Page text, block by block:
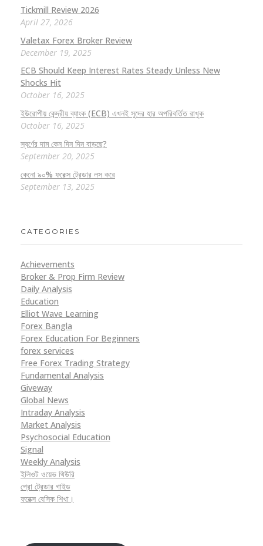
Tickmill Review 2026
April 27, 2026
Valetax Forex Broker Review
December 19, 2025
ECB Should Keep Interest Rates Steady Unless New
Shocks Hit
October 16, 2025
ইউরোপীয় কেন্দ্রীয় ব্যাংক (ECB) এখনই সুদের হার অপরিবর্তিত রাখুক
October 16, 2025
স্বর্ণের দাম কেন দিন দিন বাড়ছে?
September 20, 2025
কেনো ৯০% ফরেক্স ট্রেডার লস করে
September 13, 2025
CATEGORIES
Achievements
Broker & Prop Firm Review
Daily Analysis
Education
Elliot Wave Learning
Forex Bangla
Forex Education For Beginners
forex services
Free Forex Trading Strategy
Fundamental Analysis
Giveway
Global News
Intraday Analysis
Market Analysis
Psychosocial Education
Signal
Weekly Analysis
ইলিওট ওয়েভ থিউরি
প্রো ট্রেডার গাইড
ফরেক্স বেসিক শিখা।